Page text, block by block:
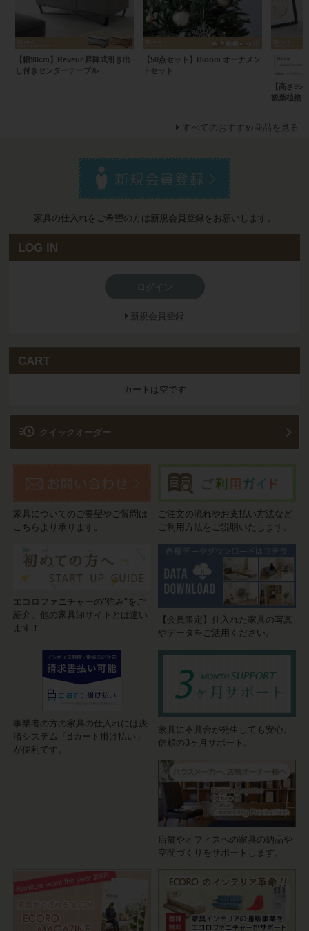
【幅90cm】Reveur 昇降式引き出
し付きセンターテーブル
【50点セット】Bloom オーナメン
トセット
【高さ
観葉植物
すべてのおすすめ商品を見る
家具の仕入れをご希望の方は新規会員登録をお願いします。
LOG IN
新規会員登録
CART
カートは空です
acute クイックオーダー
家具についてのご要望やご質問は
こちらより承ります。
ご注文の流れやお支払い方法など
ご利用方法をご説明いたします。
エコロファニチャーの"強み"をご
紹介。他の家具卸サイトとは違い
ます！
【会員限定】仕入れた家具の写真
やデータをご活用ください。
事業者の方の家具の仕入れには決
済システム「Bカート掛け払い」
が便利です。
家具に不具合が発生しても安心。
信頼の3ヶ月サポート。
店舗やオフィスへの家具の納品や
空間づくりをサポートします。